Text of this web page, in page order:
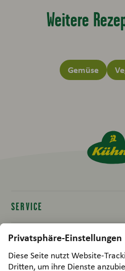
Weitere
Gemüse
SERVICE
Kontakt
Produktinfos
RECHTLICHES
Compliance